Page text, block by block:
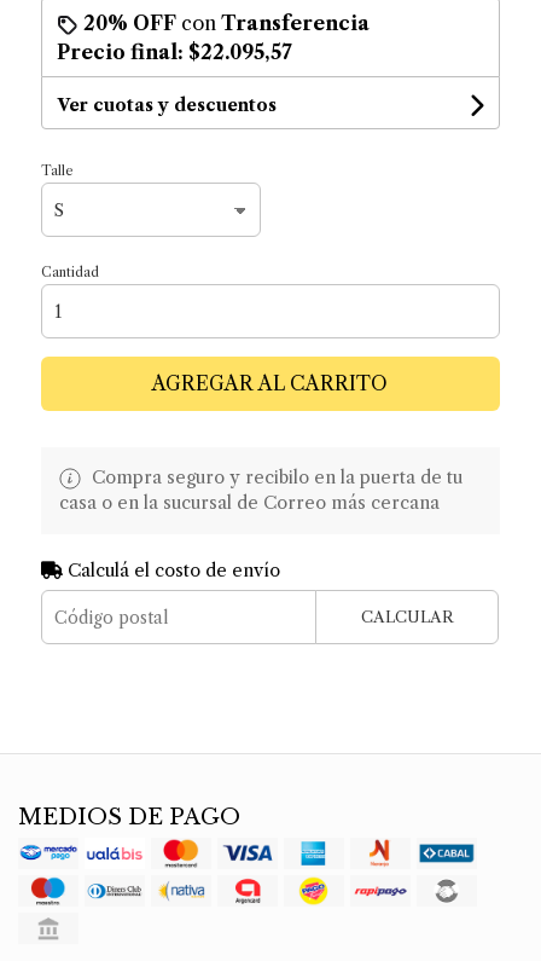
20% OFFcon Transferencia
Precio final: $22.095,57
Ver cuotas y descuentos
Talle
Cantidad
AGREGAR AL CARRITO
Compra seguro y recibilo en la puerta de tu
casa o en la sucursal de Correo más cercana
Calculá el costo de envío
CALCULAR
MEDIOS DE PAGO